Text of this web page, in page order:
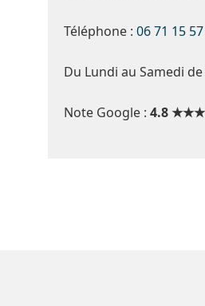
Téléphone : 06 71 15
Du Lundi au Samedi
Note Google : 4.8